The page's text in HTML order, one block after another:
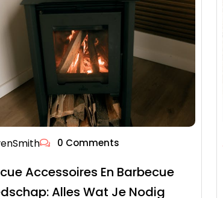
0 Comments
Accessoires En Barbecue
Alles Wat Je Nodig